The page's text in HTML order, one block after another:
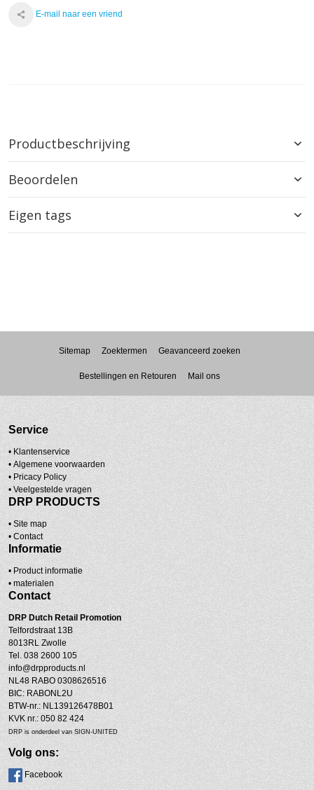
E-mail naar een vriend
Productbeschrijving
Beoordelen
Eigen tags
Sitemap Zoektermen Geavanceerd zoeken
Bestellingen en Retouren Mail ons
Service
• Klantenservice
• Algemene voorwaarden
• Pricacy Policy
• Veelgestelde vragen
DRP PRODUCTS
• Site map
• Contact
Informatie
• Product informatie
• materialen
Contact
DRP Dutch Retail Promotion
Telfordstraat 13B
8013RL Zwolle
Tel. 038 2600 105
info@drpproducts.nl
NL48 RABO 0308626516
BIC: RABONL2U
BTW-nr.: NL139126478B01
KVK nr.: 050 82 424
DRP is onderdeel van SIGN-UNITED
Volg ons:
Facebook